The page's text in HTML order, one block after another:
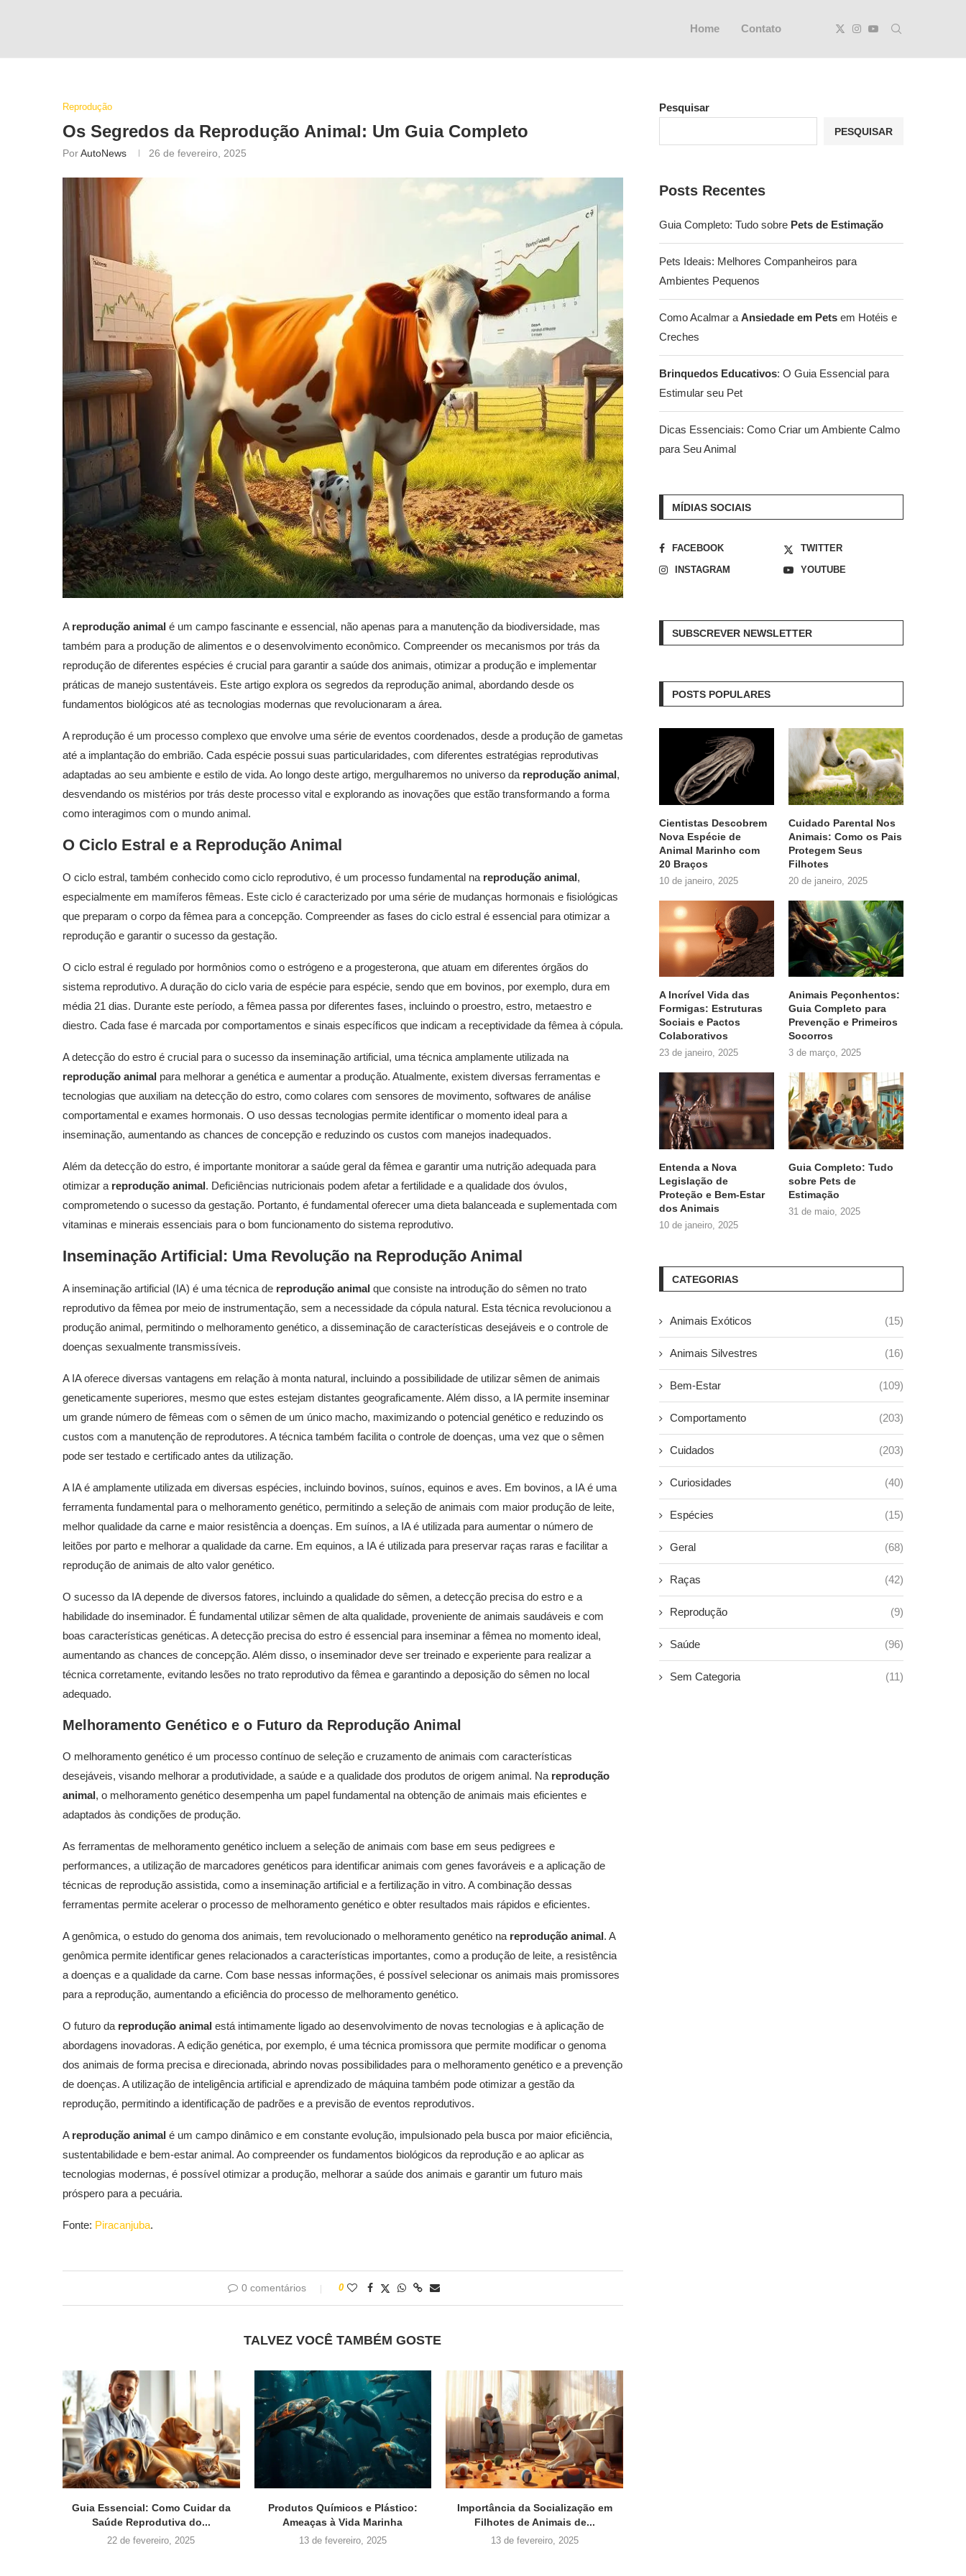
Home Contato
Reprodução
Os Segredos da Reprodução Animal: Um Guia Completo
PorAutoNews 26 de fevereiro, 2025
A reprodução animal é um campo fascinante e essencial, não apenas para a manutenção da biodiversidade, mas
também para a produção de alimentos e o desenvolvimento econômico. Compreender os mecanismos por trás da
reprodução de diferentes espécies é crucial para garantir a saúde dos animais, otimizar a produção e implementar
práticas de manejo sustentáveis. Este artigo explora os segredos da reprodução animal, abordando desde os
fundamentos biológicos até as tecnologias modernas que revolucionaram a área.
A reprodução é um processo complexo que envolve uma série de eventos coordenados, desde a produção de gametas
até a implantação do embrião. Cada espécie possui suas particularidades, com diferentes estratégias reprodutivas
adaptadas ao seu ambiente e estilo de vida. Ao longo deste artigo, mergulharemos no universo da reprodução animal,
desvendando os mistérios por trás deste processo vital e explorando as inovações que estão transformando a forma
como interagimos com o mundo animal.
O Ciclo Estral e a Reprodução Animal
O ciclo estral, também conhecido como ciclo reprodutivo, é um processo fundamental na reprodução animal,
especialmente em mamíferos fêmeas. Este ciclo é caracterizado por uma série de mudanças hormonais e fisiológicas
que preparam o corpo da fêmea para a concepção. Compreender as fases do ciclo estral é essencial para otimizar a
reprodução e garantir o sucesso da gestação.
O ciclo estral é regulado por hormônios como o estrógeno e a progesterona, que atuam em diferentes órgãos do
sistema reprodutivo. A duração do ciclo varia de espécie para espécie, sendo que em bovinos, por exemplo, dura em
média 21 dias. Durante este período, a fêmea passa por diferentes fases, incluindo o proestro, estro, metaestro e
diestro. Cada fase é marcada por comportamentos e sinais específicos que indicam a receptividade da fêmea à cópula.
A detecção do estro é crucial para o sucesso da inseminação artificial, uma técnica amplamente utilizada na
reprodução animal para melhorar a genética e aumentar a produção. Atualmente, existem diversas ferramentas e
tecnologias que auxiliam na detecção do estro, como colares com sensores de movimento, softwares de análise
comportamental e exames hormonais. O uso dessas tecnologias permite identificar o momento ideal para a
inseminação, aumentando as chances de concepção e reduzindo os custos com manejos inadequados.
Além da detecção do estro, é importante monitorar a saúde geral da fêmea e garantir uma nutrição adequada para
otimizar a reprodução animal. Deficiências nutricionais podem afetar a fertilidade e a qualidade dos óvulos,
comprometendo o sucesso da gestação. Portanto, é fundamental oferecer uma dieta balanceada e suplementada com
vitaminas e minerais essenciais para o bom funcionamento do sistema reprodutivo.
Inseminação Artificial: Uma Revolução na Reprodução Animal
A inseminação artificial (IA) é uma técnica de reprodução animal que consiste na introdução do sêmen no trato
reprodutivo da fêmea por meio de instrumentação, sem a necessidade da cópula natural. Esta técnica revolucionou a
produção animal, permitindo o melhoramento genético, a disseminação de características desejáveis e o controle de
doenças sexualmente transmissíveis.
A IA oferece diversas vantagens em relação à monta natural, incluindo a possibilidade de utilizar sêmen de animais
geneticamente superiores, mesmo que estes estejam distantes geograficamente. Além disso, a IA permite inseminar
um grande número de fêmeas com o sêmen de um único macho, maximizando o potencial genético e reduzindo os
custos com a manutenção de reprodutores. A técnica também facilita o controle de doenças, uma vez que o sêmen
pode ser testado e certificado antes da utilização.
A IA é amplamente utilizada em diversas espécies, incluindo bovinos, suínos, equinos e aves. Em bovinos, a IA é uma
ferramenta fundamental para o melhoramento genético, permitindo a seleção de animais com maior produção de leite,
melhor qualidade da carne e maior resistência a doenças. Em suínos, a IA é utilizada para aumentar o número de
leitões por parto e melhorar a qualidade da carne. Em equinos, a IA é utilizada para preservar raças raras e facilitar a
reprodução de animais de alto valor genético.
O sucesso da IA depende de diversos fatores, incluindo a qualidade do sêmen, a detecção precisa do estro e a
habilidade do inseminador. É fundamental utilizar sêmen de alta qualidade, proveniente de animais saudáveis e com
boas características genéticas. A detecção precisa do estro é essencial para inseminar a fêmea no momento ideal,
aumentando as chances de concepção. Além disso, o inseminador deve ser treinado e experiente para realizar a
técnica corretamente, evitando lesões no trato reprodutivo da fêmea e garantindo a deposição do sêmen no local
adequado.
Melhoramento Genético e o Futuro da Reprodução Animal
O melhoramento genético é um processo contínuo de seleção e cruzamento de animais com características
desejáveis, visando melhorar a produtividade, a saúde e a qualidade dos produtos de origem animal. Na reprodução
animal, o melhoramento genético desempenha um papel fundamental na obtenção de animais mais eficientes e
adaptados às condições de produção.
As ferramentas de melhoramento genético incluem a seleção de animais com base em seus pedigrees e
performances, a utilização de marcadores genéticos para identificar animais com genes favoráveis e a aplicação de
técnicas de reprodução assistida, como a inseminação artificial e a fertilização in vitro. A combinação dessas
ferramentas permite acelerar o processo de melhoramento genético e obter resultados mais rápidos e eficientes.
A genômica, o estudo do genoma dos animais, tem revolucionado o melhoramento genético na reprodução animal. A
genômica permite identificar genes relacionados a características importantes, como a produção de leite, a resistência
a doenças e a qualidade da carne. Com base nessas informações, é possível selecionar os animais mais promissores
para a reprodução, aumentando a eficiência do processo de melhoramento genético.
O futuro da reprodução animal está intimamente ligado ao desenvolvimento de novas tecnologias e à aplicação de
abordagens inovadoras. A edição genética, por exemplo, é uma técnica promissora que permite modificar o genoma
dos animais de forma precisa e direcionada, abrindo novas possibilidades para o melhoramento genético e a prevenção
de doenças. A utilização de inteligência artificial e aprendizado de máquina também pode otimizar a gestão da
reprodução, permitindo a identificação de padrões e a previsão de eventos reprodutivos.
A reprodução animal é um campo dinâmico e em constante evolução, impulsionado pela busca por maior eficiência,
sustentabilidade e bem-estar animal. Ao compreender os fundamentos biológicos da reprodução e ao aplicar as
tecnologias modernas, é possível otimizar a produção, melhorar a saúde dos animais e garantir um futuro mais
próspero para a pecuária.
Fonte: Piracanjuba.
0 comentários 0
TALVEZ VOCÊ TAMBÉM GOSTE
Guia Essencial: Como Cuidar da
Saúde Reprodutiva do...
22 de fevereiro, 2025
Produtos Químicos e Plástico:
Ameaças à Vida Marinha
13 de fevereiro, 2025
Importância da Socialização em
Filhotes de Animais de...
13 de fevereiro, 2025
Pesquisar
PESQUISAR
Posts Recentes
Guia Completo: Tudo sobre Pets de Estimação
Pets Ideais: Melhores Companheiros para
Ambientes Pequenos
Como Acalmar a Ansiedade em Pets em Hotéis e
Creches
Brinquedos Educativos: O Guia Essencial para
Estimular seu Pet
Dicas Essenciais: Como Criar um Ambiente Calmo
para Seu Animal
MÍDIAS SOCIAIS
FACEBOOK
TWITTER
INSTAGRAM
YOUTUBE
SUBSCREVER NEWSLETTER
POSTS POPULARES
Cientistas Descobrem
Nova Espécie de
Animal Marinho com
20 Braços
10 de janeiro, 2025
Cuidado Parental Nos
Animais: Como os Pais
Protegem Seus
Filhotes
20 de janeiro, 2025
A Incrível Vida das
Formigas: Estruturas
Sociais e Pactos
Colaborativos
23 de janeiro, 2025
Animais Peçonhentos:
Guia Completo para
Prevenção e Primeiros
Socorros
3 de março, 2025
Entenda a Nova
Legislação de
Proteção e Bem-Estar
dos Animais
10 de janeiro, 2025
Guia Completo: Tudo
sobre Pets de
Estimação
31 de maio, 2025
CATEGORIAS
Animais Exóticos (15)
Animais Silvestres (16)
Bem-Estar (109)
Comportamento (203)
Cuidados (203)
Curiosidades (40)
Espécies (15)
Geral (68)
Raças (42)
Reprodução (9)
Saúde (96)
Sem Categoria (11)